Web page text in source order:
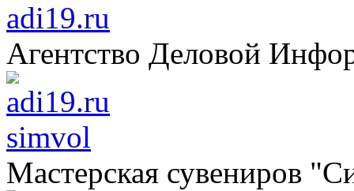
adi19.ru
Агентство Деловой
simvol
Мастерская сувениров